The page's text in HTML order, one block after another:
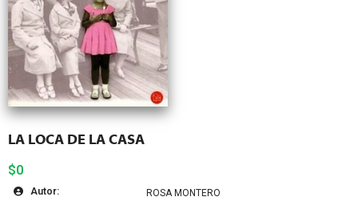
LA LOCA DE LA CASA
$0
Autor: ROSA MONTERO